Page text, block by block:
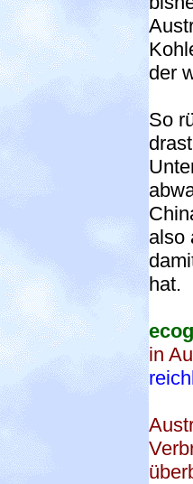
der
So
also
hat.
in